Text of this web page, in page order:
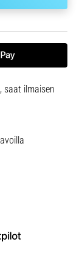
ilmaisen